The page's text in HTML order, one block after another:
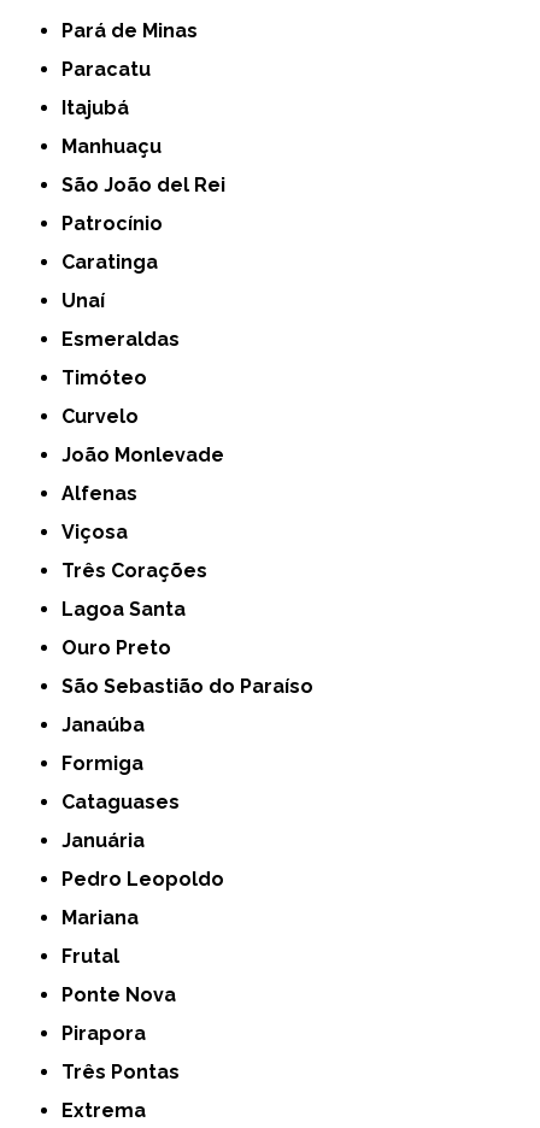
Pará de Minas
Paracatu
Itajubá
Manhuaçu
São João del Rei
Patrocínio
Caratinga
Unaí
Esmeraldas
Timóteo
Curvelo
João Monlevade
Alfenas
Viçosa
Três Corações
Lagoa Santa
Ouro Preto
São Sebastião do Paraíso
Janaúba
Formiga
Cataguases
Januária
Pedro Leopoldo
Mariana
Frutal
Ponte Nova
Pirapora
Três Pontas
Extrema